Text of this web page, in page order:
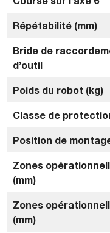
Répétabilité (mm)
Bride de
d’outil
Poids du robot (kg)
Classe de
Position de
Zones
(mm)
Zones
(mm)